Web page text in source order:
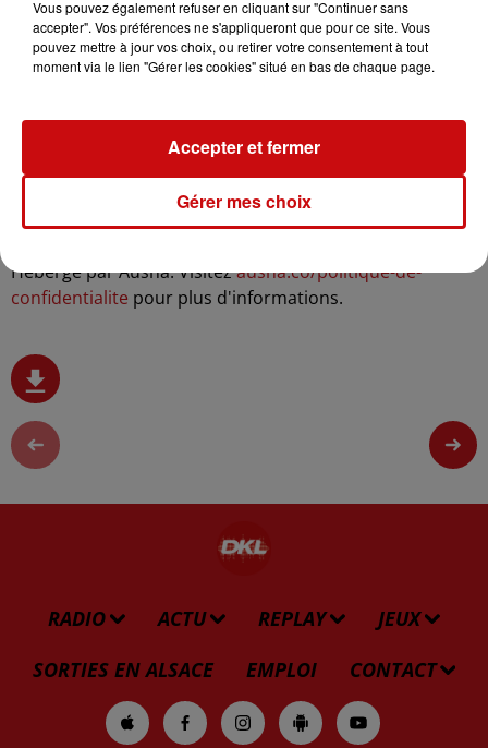
14 mars 2025 - 7 min 42 sec
L'INSTANT PÉRISCOPE - SOPHIE TSCHIRHART,
Découvrez-en plus sur le parcours de Sophie Tschirhart,
de l'entreprise Working Spirit, spécialisée dans l'emploi
temporaire et des évolutions de l'emploi en France.
Hébergé par Ausha. Visitezausha.co/politique-de-
confidentialite pour plus d'informations.
RADIO ACTU REPLAY
JEUX
SORTIES EN ALSACE
EMPLOI CONTACT
Vous pouvez également refuser en cliquant sur "Continuer sans
accepter". Vos préférences ne s'appliqueront que pour ce site. Vous
pouvez mettre à jour vos choix, ou retirer votre consentement à tout
moment via le lien "Gérer les cookies" situé en bas de chaque page.
Gérer mes choix
Accepter et fermer